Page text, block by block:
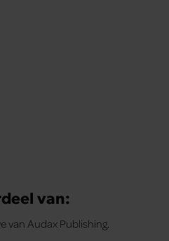
van:
van Audax Publishing.